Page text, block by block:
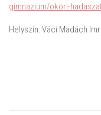
gimnazium/okori-
Helyszín: Váci Madách